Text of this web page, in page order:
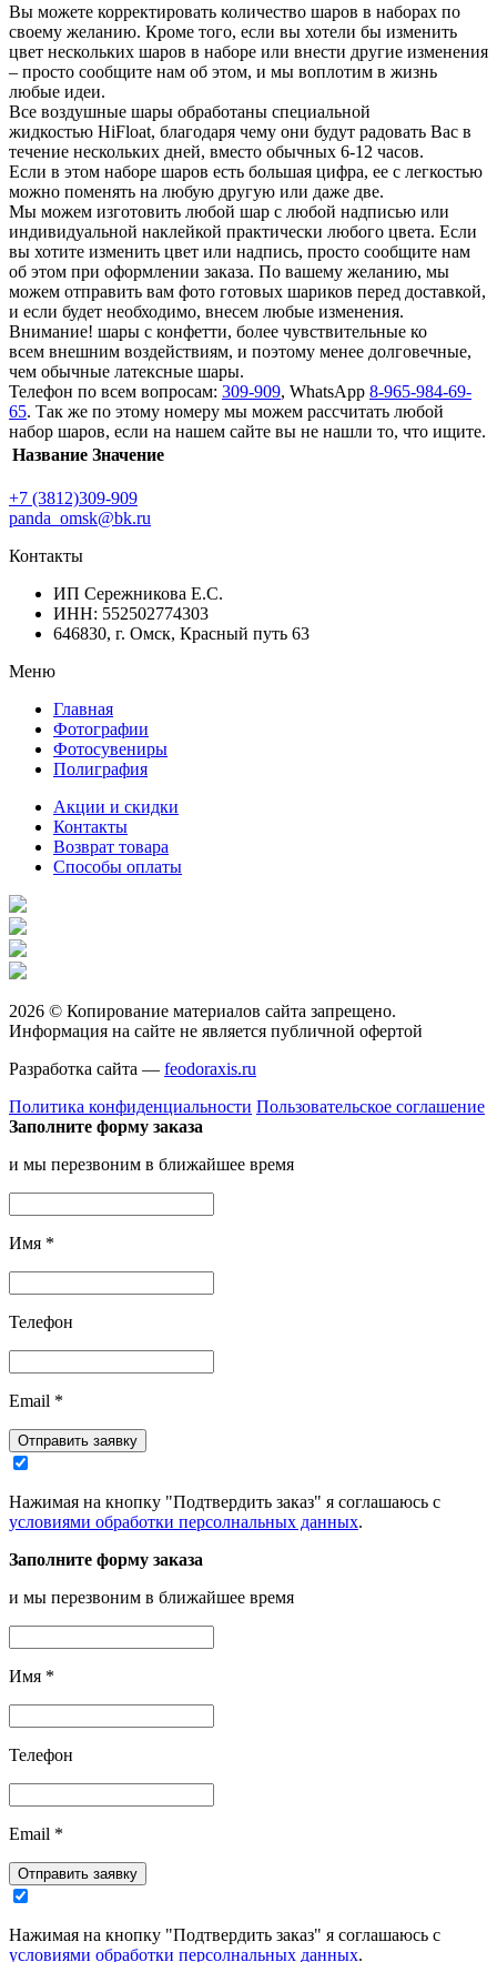
Вы можете корректировать количество шаров в наборах по
своему желанию. Кроме того, если вы хотели бы изменить
цвет нескольких шаров в наборе или внести другие изменения
– просто сообщите нам об этом, и мы воплотим в жизнь
любые идеи.
Все воздушные шары обработаны специальной
жидкостью HiFloat, благодаря чему они будут радовать Вас в
течение нескольких дней, вместо обычных 6-12 часов.
Если в этом наборе шаров есть большая цифра, ее с легкостью
можно поменять на любую другую или даже две.
Мы можем изготовить любой шар с любой надписью или
индивидуальной наклейкой практически любого цвета. Если
вы хотите изменить цвет или надпись, просто сообщите нам
об этом при оформлении заказа. По вашему желанию, мы
можем отправить вам фото готовых шариков перед доставкой,
и если будет необходимо, внесем любые изменения.
Внимание! шары с конфетти, более чувствительные ко
всем внешним воздействиям, и поэтому менее долговечные,
чем обычные латексные шары.
Телефон по всем вопросам: 309-909, WhatsApp 8-965-984-69-
65. Так же по этому номеру мы можем рассчитать любой
набор шаров, если на нашем сайте вы не нашли то, что ищите.
Название Значение
+7 (3812)309-909
panda_omsk@bk.ru
Контакты
ИП Сережникова Е.С.
ИНН: 552502774303
646830, г. Омск, Красный путь 63
Меню
Главная
Фотографии
Фотосувениры
Полиграфия
Акции и скидки
Контакты
Возврат товара
Способы оплаты
2026 © Копирование материалов сайта запрещено.
Информация на сайте не является публичной офертой
Разработка сайта — feodoraxis.ru
Политика конфиденциальности Пользовательское соглашение
Заполните форму заказа
и мы перезвоним в ближайшее время
Имя *
Телефон
Email *
Отправить заявку
Нажимая на кнопку "Подтвердить заказ" я соглашаюсь с
условиями обработки персолнальных данных.
Заполните форму заказа
и мы перезвоним в ближайшее время
Имя *
Телефон
Email *
Отправить заявку
Нажимая на кнопку "Подтвердить заказ" я соглашаюсь с
условиями обработки персолнальных данных.